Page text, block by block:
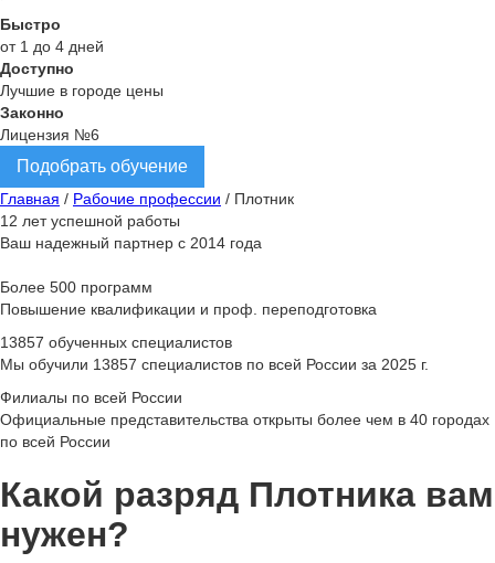
Быстро
от 1 до 4 дней
Доступно
Лучшие в городе цены
Законно
Лицензия №6
Подобрать обучение
Главная / Рабочие профессии / Плотник
12 лет успешной работы
Ваш надежный партнер с 2014 года
Более 500 программ
Повышение квалификации и проф. переподготовка
13857 обученных специалистов
Мы обучили 13857 специалистов по всей России за 2025 г.
Филиалы по всей России
Официальные представительства открыты более чем в 40 городах
по всей России
Какой разряд Плотника вам
нужен?